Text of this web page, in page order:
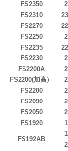
FS2350
FS2310
FS2270
FS2250
FS2235
FS2230
FS2200A
FS2200(加高）
FS2200
FS2090
FS2050
FS1920
FS192AB